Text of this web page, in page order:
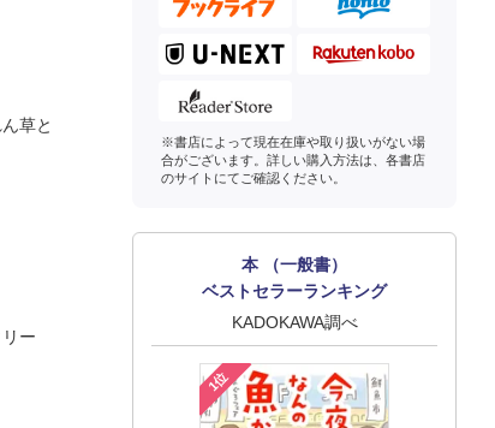
草と
ー
※書店によって現在在庫や取り扱いがない場
合がございます。詳しい購入方法は、各書店
のサイトにてご確認ください。
本 （一般書）
ベストセラーランキング
KADOKAWA調べ
1位